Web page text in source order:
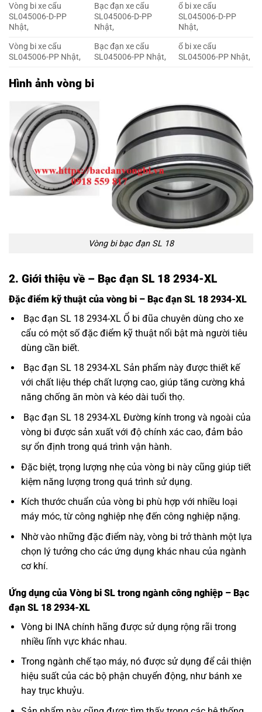
Vòng bi xe cẩu
SL045006-D-PP
Nhật,
Bạc đạn xe cẩu
SL045006-D-PP
Nhật,
ổ bi xe cẩu
SL045006-D-PP
Nhật,
Vòng bi xe cẩu
SL045006-PP Nhật,
Bạc đạn xe cẩu
SL045006-PP Nhật,
ổ bi xe cẩu
SL045006-PP Nhật,
Hình ảnh vòng bi
Vòng bi bạc đạn SL 18
2. Giới thiệu về – Bạc đạn SL 18 2934-XL
Đặc điểm kỹ thuật của vòng bi – Bạc đạn SL 18 2934-XL
Bạc đạn SL 18 2934-XL Ổ bi đũa chuyên dùng cho xe
cẩu có một số đặc điểm kỹ thuật nổi bật mà người tiêu
dùng cần biết.
Bạc đạn SL 18 2934-XL Sản phẩm này được thiết kế
với chất liệu thép chất lượng cao, giúp tăng cường khả
năng chống ăn mòn và kéo dài tuổi thọ.
Bạc đạn SL 18 2934-XL Đường kính trong và ngoài của
vòng bi được sản xuất với độ chính xác cao, đảm bảo
sự ổn định trong quá trình vận hành.
Đặc biệt, trọng lượng nhẹ của vòng bi này cũng giúp tiết
kiệm năng lượng trong quá trình sử dụng.
Kích thước chuẩn của vòng bi phù hợp với nhiều loại
máy móc, từ công nghiệp nhẹ đến công nghiệp nặng.
Nhờ vào những đặc điểm này, vòng bi trở thành một lựa
chọn lý tưởng cho các ứng dụng khác nhau của ngành
cơ khí.
Ứng dụng của Vòng bi SL trong ngành công nghiệp – Bạc
đạn SL 18 2934-XL
Vòng bi INAchính hãng được sử dụng rộng rãi trong
nhiều lĩnh vực khác nhau.
Trong ngành chế tạo máy, nó được sử dụng để cải thiện
hiệu suất của các bộ phận chuyển động, như bánh xe
hay trục khuỷu.